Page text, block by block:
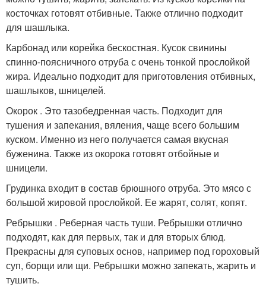
косточках готовят отбивные. Также отлично подходит
для шашлыка.
Карбонад или корейка бескостная. Кусок свинины
спинно-поясничного отруба с очень тонкой прослойкой
жира. Идеально подходит для приготовления отбивных,
шашлыков, шницелей.
Окорок . Это тазобедренная часть. Подходит для
тушения и запекания, вяления, чаще всего большим
куском. Именно из него получается самая вкусная
буженина. Также из окорока готовят отбойные и
шницели.
Грудинка входит в состав брюшного отруба. Это мясо с
большой жировой прослойкой. Ее жарят, солят, копят.
Ребрышки . Реберная часть туши. Ребрышки отлично
подходят, как для первых, так и для вторых блюд.
Прекрасны для суповых основ, например под гороховый
суп, борщи или щи. Ребрышки можно запекать, жарить и
тушить.